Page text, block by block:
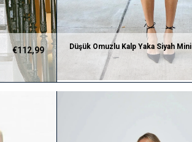
€112,99
Düşük Omuzlu Kalp Yaka Siyah Mini